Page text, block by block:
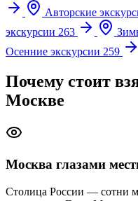
Авторские
экскурсии 263
Осенние экскурсии 259
Почему стоит
Москве
Москва глазами
Столица России — сотни